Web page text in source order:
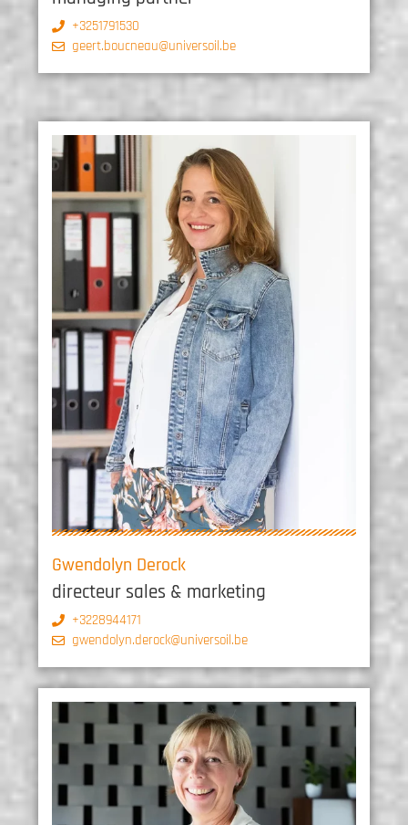
+3251791530
geert.boucneau@universoil.be
Gwendolyn Derock
directeur sales & marketing
+3228944171
gwendolyn.derock@universoil.be